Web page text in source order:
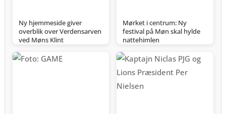
Ny hjemmeside giver
overblik over Verdensarven
ved Møns Klint
Mørket i centrum: Ny
festival på Møn skal hylde
nattehimlen